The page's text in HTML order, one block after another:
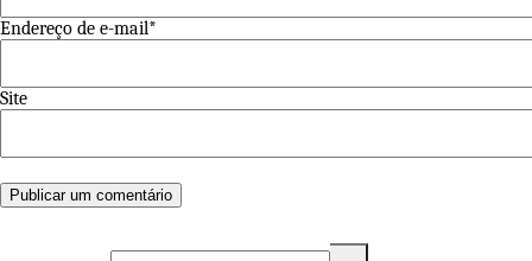
Endereço de e-mail*
Site